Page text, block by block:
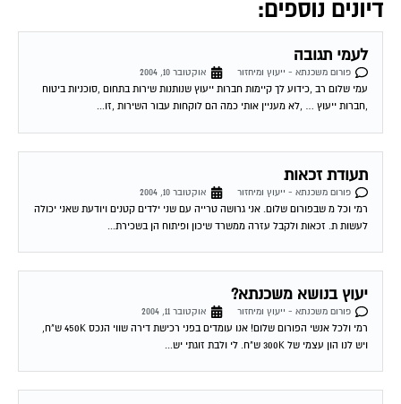
לעמי תגובה
פורום משכנתא - ייעוץ ומיחזור
עמי שלום רב ,כידוע לך קיימות חברות ייעוץ שנותנות שירות בתחום ,סוכניות ביטוח
,חברות ייעוץ … ,לא מעניין אותי כמה הם לוקחות עבור השירות ,זו...
תעודת זכאות
פורום משכנתא - ייעוץ ומיחזור
רמי וכל מ שבפורום שלום. אני גרושה טרייה עם שני ילדים קטנים ויודעת שאני יכולה
לעשות ת. זכאות ולקבל עזרה ממשרד שיכון ופיתוח הן בשכירת...
יעוץ בנושא משכנתא?
פורום משכנתא - ייעוץ ומיחזור
ויש לנו הון עצמי של 300K ש"ח. לי ולבת זוגתי יש...
כונס נכסים פיגור בתשלום